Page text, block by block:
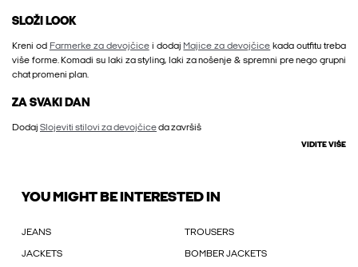
SLOŽI LOOK
Kreni od Farmerke za devojčicei dodaj Majice za devojčice kada outfitu treba
više forme. Komadi su laki za styling, laki za nošenje & spremni pre nego grupni
chat promeni plan.
ZA SVAKI DAN
Dodaj Slojeviti stilovi za devojčiceda završiš
VIDITE VIŠE
YOU MIGHT BE INTERESTED IN
JEANS TROUSERS
JACKETS BOMBER JACKETS